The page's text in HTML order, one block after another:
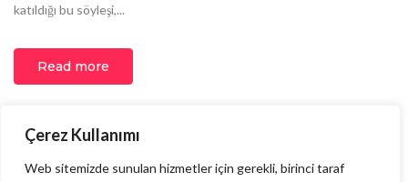
Çerez Kullanımı
Web sitemizde sunulan hizmetler için gerekli, birinci taraf
katıldığı bu söyleşi,...
Read more